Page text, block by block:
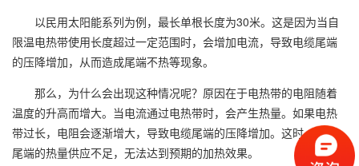
以民用太阳能系列为例，最长单根长度为30米。这是因为当自
限温电热带使用长度超过一定范围时，会增加电流，导致电缆尾端
的压降增加，从而造成尾端不热等现象。
那么，为什么会出现这种情况呢？原因在于电热带的电阻随着
温度的升高而增大。当电流通过电热带时，会产生热量。如果电热
带过长，电阻会逐渐增大，导致电缆尾端的压降增加。这时，电缆
尾端的热量供应不足，无法达到预期的加热效果。